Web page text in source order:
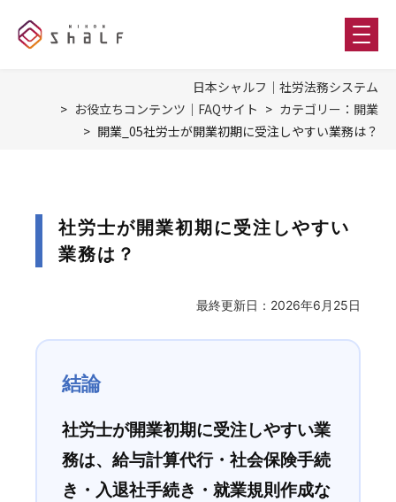
日本シャルフ｜社労法務システム
お役立ちコンテンツ｜FAQサイト
カテゴリー：開業
開業_05社労士が開業初期に受注しやすい業務は？
社労士が開業初期に受注しやすい
業務は？
最終更新日：2026年6月25日
結論
社労士が開業初期に受注しやすい業
務は、給与計算代行・社会保険手続
き・入退社手続き・就業規則作成な